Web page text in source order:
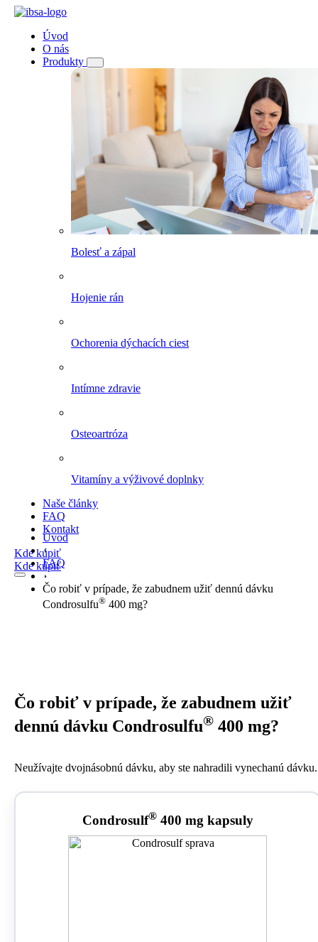
Úvod
O nás
Produkty
Bolesť a zápal
Hojenie rán
Ochorenia dýchacích ciest
Intímne zdravie
Osteoartróza
Vitamíny a výživové doplnky
Naše články
FAQ
Kontakt
Kde kúpiť
Kde kúpiť
Úvod
FAQ
Čo robiť v prípade, že zabudnem užiť dennú dávku
Condrosulfu® 400 mg?
Čo robiť v prípade, že zabudnem užiť
dennú dávku Condrosulfu® 400 mg?
Neužívajte dvojnásobnú dávku, aby ste nahradili vynechanú dávku.
Condrosulf®400 mg kapsuly